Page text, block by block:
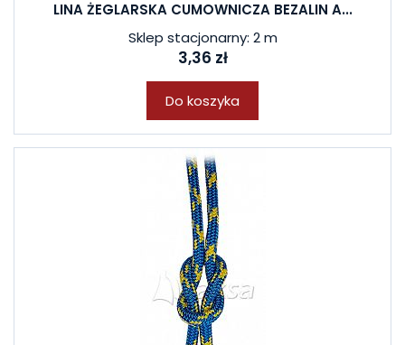
LINA ŻEGLARSKA CUMOWNICZA BEZALIN A...
Sklep stacjonarny: 2 m
3,36 zł
Do koszyka